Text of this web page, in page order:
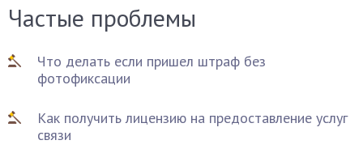
Частые проблемы
Что делать если пришел штраф без
фотофиксации
Как получить лицензию на предоставление услуг
связи